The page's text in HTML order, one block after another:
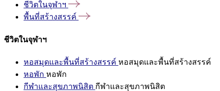
ชีวิตในจุฬาฯ
พื้นที่สร้างสรรค์
ชีวิตในจุฬาฯ
หอสมุดและพื้นที่สร้างสรรค์ หอสมุดและพื้นที่สร้างสรรค์
หอพัก หอพัก
กีฬาและสุขภาพนิสิต กีฬาและสุขภาพนิสิต